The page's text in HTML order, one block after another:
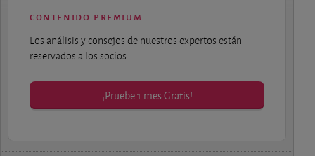
contenido premium
Los análisis y consejos de nuestros expertos están
reservados a los socios.
¡Pruebe 1 mes Gratis!